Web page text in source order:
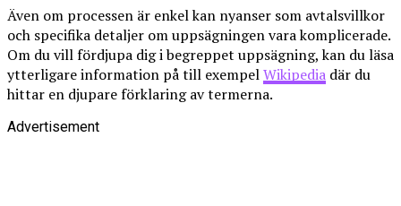
Även om processen är enkel kan nyanser som avtalsvillkor
och specifika detaljer om uppsägningen vara komplicerade.
Om du vill fördjupa dig i begreppet uppsägning, kan du läsa
ytterligare information på till exempelWikipedia där du
hittar en djupare förklaring av termerna.
Advertisement